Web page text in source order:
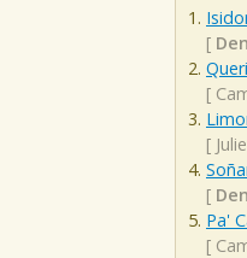
[
[
[
[
Pa'
[